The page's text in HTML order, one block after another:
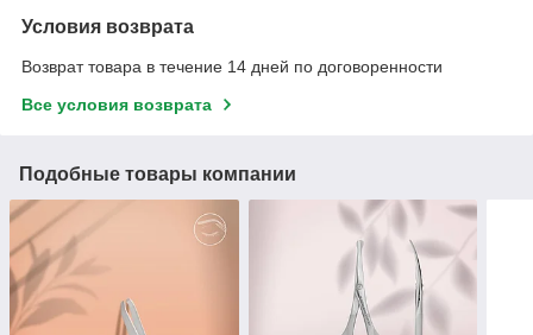
Условия возврата
Возврат товара в течение 14 дней по договоренности
Все условия возврата
Подобные товары компании